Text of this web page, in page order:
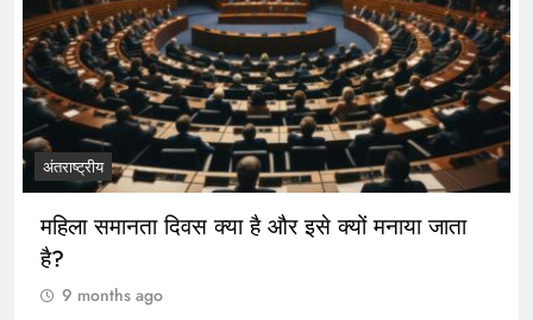
अंतराष्ट्रीय
महिला समानता दिवस क्या है और इसे क्यों मनाया जाता
है?
9 months ago